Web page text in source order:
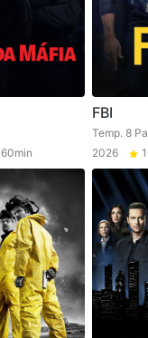
60min
FBI
Temp. 8
2026